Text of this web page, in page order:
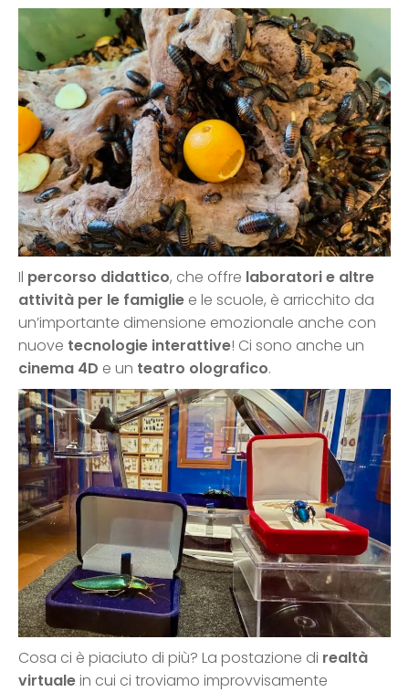
Il percorso didattico, che offre laboratori e altre
attività per le famiglie e le scuole, è arricchito da
un’importante dimensione emozionale anche con
nuove tecnologie interattive! Ci sono anche un
cinema 4D e un teatro olografico.
Cosa ci è piaciuto di più? La postazione di realtà
virtualein cui ci troviamo improvvisamente